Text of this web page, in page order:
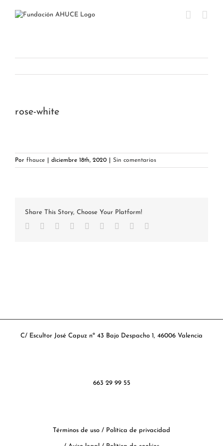
rose-white
Por fhauce diciembre 18th, 2020 Sin comentarios
Share This Story, Choose Your Platform!
Facebook
TwitterReddit LinkedInWhatsApp
TumblrPinterest
C/ Escultor José Capuz nº 43 Bajo Despacho 1, 46006 Valencia
663 29 99 55
Términos de uso / Política de privacidad